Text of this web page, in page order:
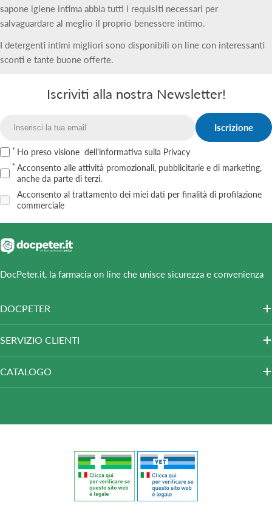
sapone igiene intima abbia tutti i requisiti necessari per
salvaguardare al meglio il proprio benessere intimo.
I detergenti intimi migliori sono disponibili on line con interessanti
sconti e tante buone offerte.
Iscriviti alla nostra Newsletter!
Iscrizione
Ho preso visione dell'informativa sulla Privacy
Acconsento alle attività promozionali, pubblicitarie e di marketing,
anche da parte di terzi.
Acconsento al trattamento dei miei dati per finalità di profilazione
commerciale
DocPeter.it, la farmacia on line che unisce sicurezza e convenienza
DOCPETER
SERVIZIO CLIENTI
CATALOGO